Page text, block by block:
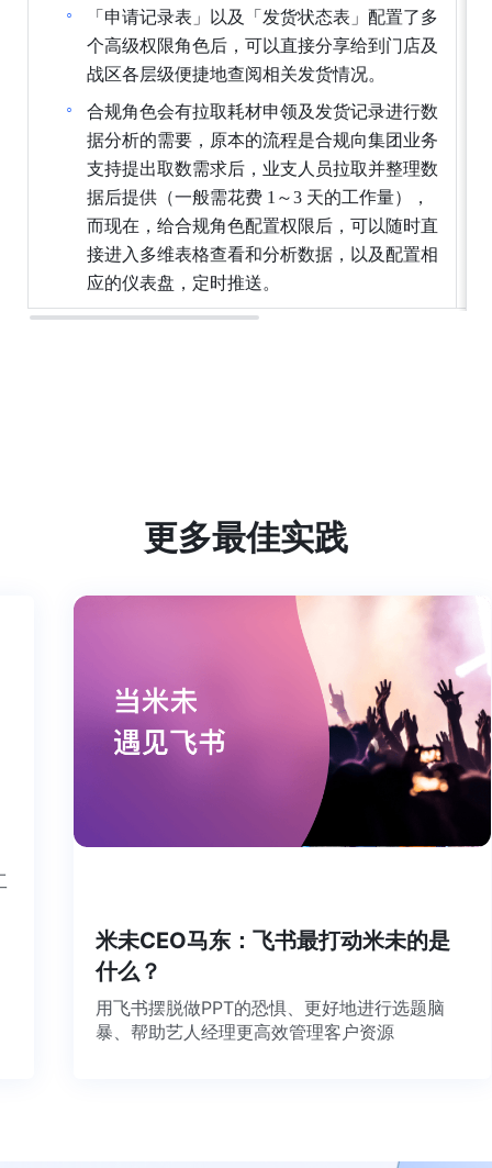
「申请记录表」以及「发货状态表」配置了多
个高级权限角色后，可以直接分享给到门店及
战区各层级便捷地查阅相关发货情况。
合规角色会有拉取耗材申领及发货记录进行数
据分析的需要，原本的流程是合规向集团业务
支持提出取数需求后，业支人员拉取并整理数
据后提供（一般需花费 1～3 天的工作量），
而现在，给合规角色配置权限后，可以随时直
接进入多维表格查看和分析数据，以及配置相
应的仪表盘，定时推送。
更多最佳实践
米未CEO马东：飞书最打动米未的是
什么？
用飞书摆脱做PPT的恐惧、更好地进行选题脑
暴、帮助艺人经理更高效管理客户资源